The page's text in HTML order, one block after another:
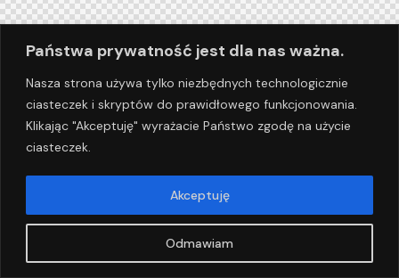
Państwa prywatność jest dla nas ważna.
Nasza strona używa tylko niezbędnych technologicznie
ciasteczek i skryptów do prawidłowego funkcjonowania.
Klikając "Akceptuję" wyrażacie Państwo zgodę na użycie
ciasteczek.
Odmawiam
Akceptuję